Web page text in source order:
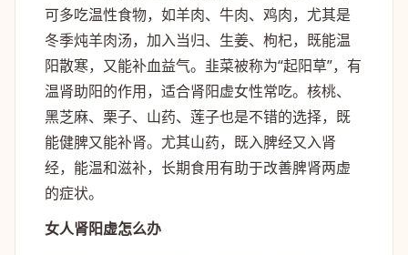
可多吃温性食物，如羊肉、牛肉、鸡肉，尤其是
冬季炖羊肉汤，加入当归、生姜、枸杞，既能温
阳散寒，又能补血益气。韭菜被称为“起阳草”，有
温肾助阳的作用，适合肾阳虚女性常吃。核桃、
黑芝麻、栗子、山药、莲子也是不错的选择，既
能健脾又能补肾。尤其山药，既入脾经又入肾
经，能温和滋补，长期食用有助于改善脾肾两虚
的症状。
女人肾阳虚怎么办